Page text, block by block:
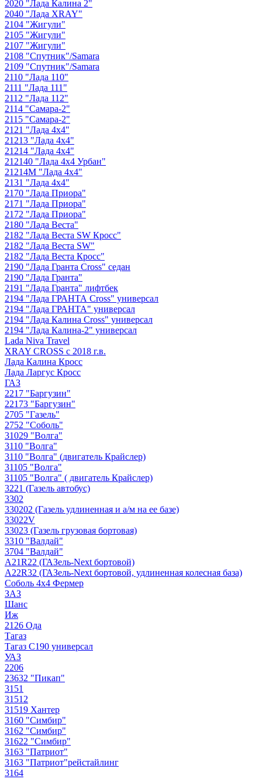
2020 "Лада Калина 2"
2040 "Лада ХRAY"
2104 "Жигули"
2105 "Жигули"
2107 "Жигули"
2108 "Cпутник"/Samara
2109 "Спутник"/Samara
2110 "Лада 110"
2111 "Лада 111"
2112 "Лада 112"
2114 "Самара-2"
2115 "Самара-2"
2121 "Лада 4х4"
21213 "Лада 4х4"
21214 "Лада 4х4"
212140 "Лада 4х4 Урбан"
21214М "Лада 4х4"
2131 "Лада 4х4"
2170 "Лада Приора"
2171 "Лада Приора"
2172 "Лада Приора"
2180 "Лада Веста"
2182 "Лада Веста SW Кросс"
2182 "Лада Веста SW"
2182 "Лада Веста Кросс"
2190 "Лада Гранта Cross" седан
2190 "Лада Гранта"
2191 "Лада Гранта" лифтбек
2194 "Лада ГРАНТА Cross" универсал
2194 "Лада ГРАНТА" универсал
2194 "Лада Калина Cross" универсал
2194 "Лада Калина-2" универсал
Lada Niva Travel
XRAY CROSS с 2018 г.в.
Лада Калина Кросс
Лада Ларгус Кросс
ГАЗ
2217 "Баргузин"
22173 "Баргузин"
2705 "Газель"
2752 "Соболь"
31029 "Волга"
3110 "Волга"
3110 "Волга" (двигатель Крайслер)
31105 "Волга"
31105 "Волга" ( двигатель Крайслер)
3221 (Газель автобус)
3302
330202 (Газель удлиненная и а/м на ее базе)
33022V
33023 (Газель грузовая бортовая)
3310 "Валдай"
3704 "Валдай"
A21R22 (ГАЗель-Next бортовой)
A22R32 (ГАЗель-Next бортовой, удлиненная колесная база)
Соболь 4х4 Фермер
ЗАЗ
Шанс
Иж
2126 Ода
Тагаз
Тагаз С190 универсал
УАЗ
2206
23632 "Пикап"
3151
31512
31519 Хантер
3160 "Симбир"
3162 "Симбир"
31622 "Симбир"
3163 "Патриот"
3163 "Патриот"рейстайлинг
3164